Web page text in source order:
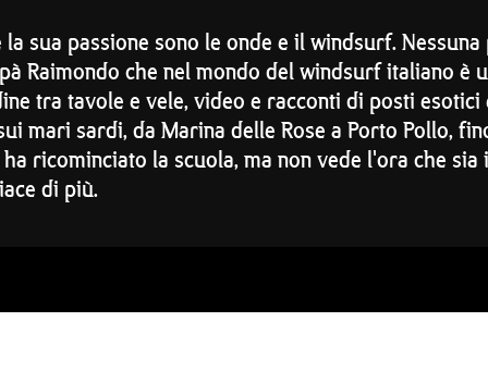
sua passione sono le onde e il windsurf.
Raimondo che nel mondo del windsurf italiano è
tra tavole e vele, video e racconti di posti esotici
mari sardi, da Marina delle Rose a Porto Pollo,
ricominciato la scuola, ma non vede l'ora che
di più.